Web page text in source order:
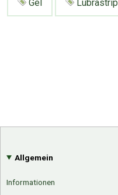
Gel Lubrastrip
Allgemein
Informationen